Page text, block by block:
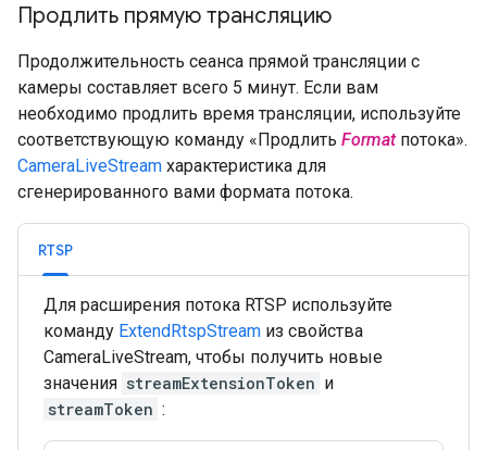
Продлить прямую трансляцию
Продолжительность сеанса прямой трансляции с
камеры составляет всего 5 минут. Если вам
необходимо продлить время трансляции, используйте
соответствующую команду «Продлить Formatпотока».
CameraLiveStream характеристика для
сгенерированного вами формата потока.
RTSP
Для расширения потока RTSP используйте
команду ExtendRtspStream из свойства
CameraLiveStream, чтобы получить новые
значения streamExtensionToken и
streamToken :